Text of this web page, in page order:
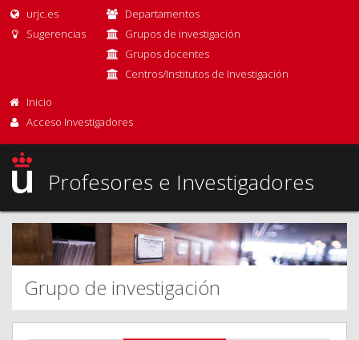
urjc.es
Sugerencias
Departamentos
Grupos de investigación
Grupos docentes
Centros/Institutos de Investigación
Inicio
Acceso Investigadores
Profesores e Investigadores
Grupo de investigación